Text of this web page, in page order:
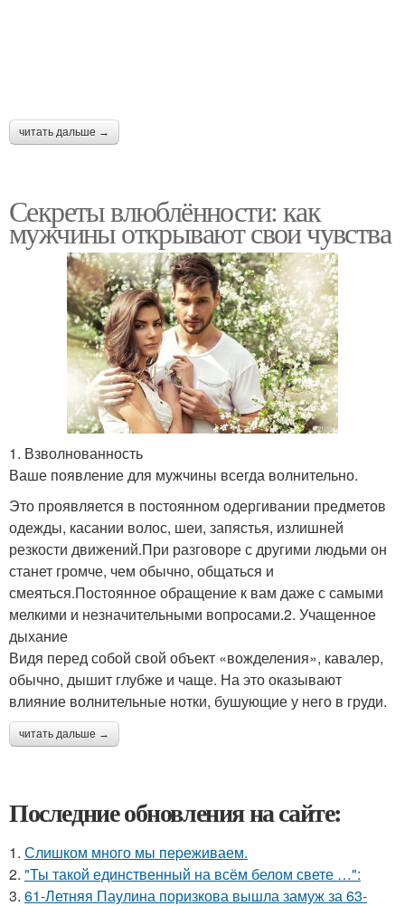
читать дальше →
Секреты влюблённости: как
мужчины открывают свои чувства
1. Взволнованность
Ваше появление для мужчины всегда волнительно.
Это проявляется в постоянном одергивании предметов
одежды, касании волос, шеи, запястья, излишней
резкости движений.При разговоре с другими людьми он
станет громче, чем обычно, общаться и
смеяться.Постоянное обращение к вам даже с самыми
мелкими и незначительными вопросами.2. Учащенное
дыхание
Видя перед собой свой объект «вожделения», кавалер,
обычно, дышит глубже и чаще. На это оказывают
влияние волнительные нотки, бушующие у него в груди.
читать дальше →
Последние обновления на сайте:
1. Слишком много мы пеpеживаем.
2. "Ты такой единственный на всём белом свете …":
3. 61-Летняя Паулина поризкова вышла замуж за 63-